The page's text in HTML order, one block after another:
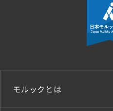
モルックとは